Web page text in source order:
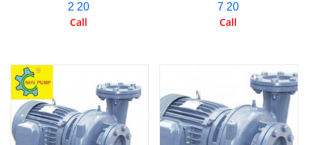
2 20
Call
7 20
Call